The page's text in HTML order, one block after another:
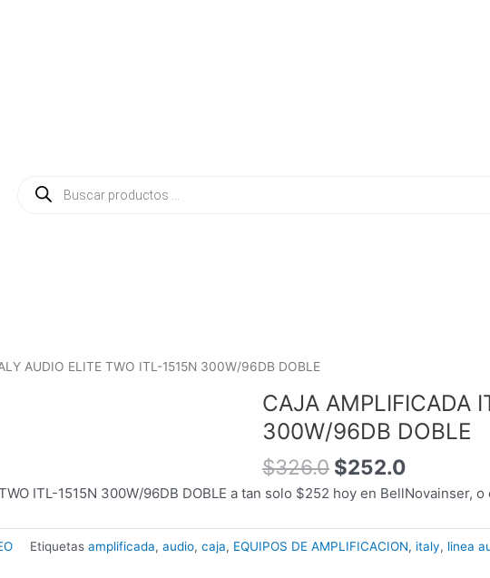
productos
AUDIO ELITE TWO ITL-1515N 300W/96DB DOBLE
CAJA AMPLIFICADA
300W/96DB DOBLE
$326.0
original
era:
$326.0.
$252.0
actual
es:
ITL-1515N 300W/96DB DOBLE a tan solo $252 hoy en BellNovainser,
Etiquetas amplificada, audio, caja, EQUIPOS DE AMPLIFICACION, italy, linea